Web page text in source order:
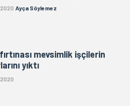
Ayça Söylemez
mevsimlik işçilerin
yıktı